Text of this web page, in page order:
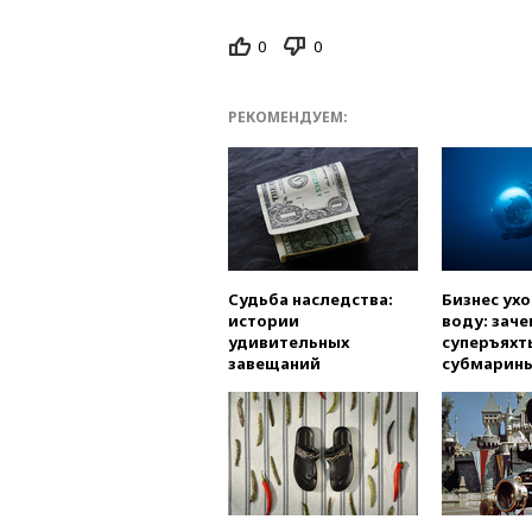
0 0
РЕКОМЕНДУЕМ:
Судьба наследства:
истории
удивительных
завещаний
Бизнес
воду: